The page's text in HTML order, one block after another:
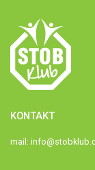
KONTAKT
mail: